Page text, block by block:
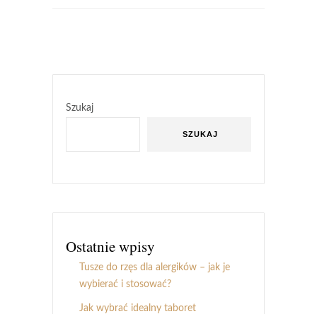
Szukaj
SZUKAJ
Ostatnie wpisy
Tusze do rzęs dla alergików – jak je
wybierać i stosować?
Jak wybrać idealny taboret